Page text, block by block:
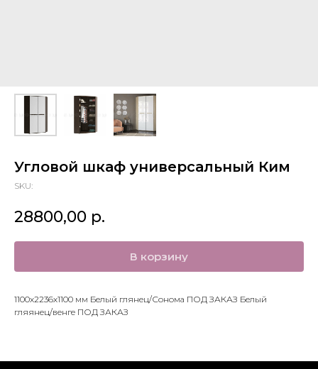
Угловой шкаф универсальный Ким
SKU:
28800,00 р.
В корзину
1100х2236х1100 мм Белый глянец/Сонома ПОД ЗАКАЗ Белый
гляянец/венге ПОД ЗАКАЗ